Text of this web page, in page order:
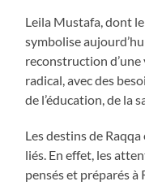
Leila Mustafa, dont
symbolise
reconstruction d’une
radical, avec des
de l’éducation, de la
Les destins de
liés. En effet, les
pensés et préparés à